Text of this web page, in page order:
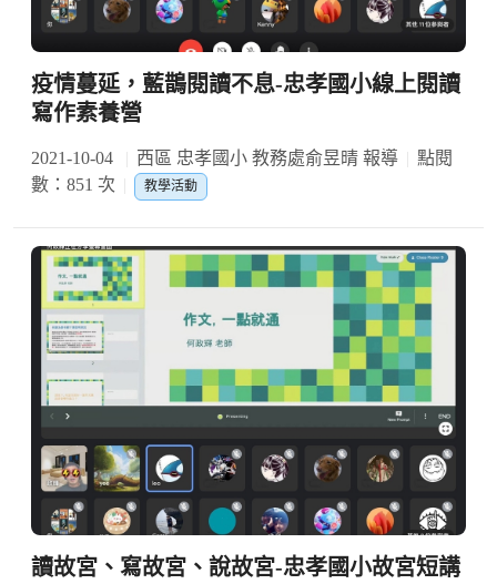
疫情蔓延，藍鵲閱讀不息-忠孝國小線上閱讀
寫作素養營
2021-10-04 西區 忠孝國小 教務處俞昱晴 報導
點閱
數：851 次
教學活動
讀故宮、寫故宮、說故宮-忠孝國小故宮短講